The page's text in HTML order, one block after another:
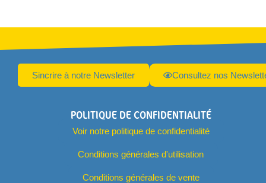
Sincrire à notre Newsletter Consultez nos
POLITIQUE DE CONFIDENTIALITÉ
Voir notre politique de confidentialité
Conditions générales d'utilisation
Conditions générales de vente